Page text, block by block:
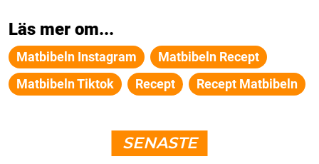
Läs mer om...
Matbibeln Instagram
Matbibeln Recept
Matbibeln Tiktok
Recept Recept Matbibeln
SENASTE